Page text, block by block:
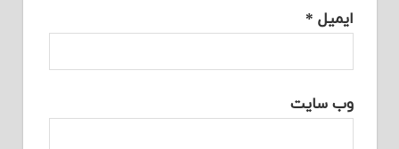
ایمیل *
وب‌ سایت